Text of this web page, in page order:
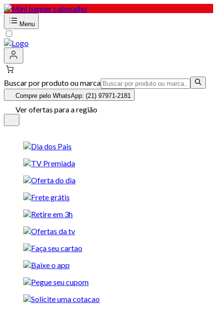
Menu
Buscar por produto ou marca
Compre pelo WhatsApp: (21) 97971-2181
Ver ofertas para a região